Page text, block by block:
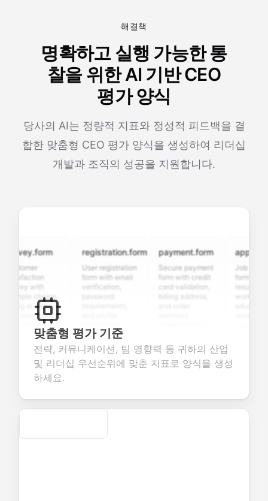
해결책
명확하고 실행 가능한 통
찰을 위한 AI 기반 CEO
평가 양식
당사의 AI는 정량적 지표와 정성적 피드백을 결
합한 맞춤형 CEO 평가 양식을 생성하여 리더십
개발과 조직의 성공을 지원합니다.
with
choice,
scales,
open-ended
valuable
about
products or
registration.form
User registration
form with email
verification,
fields for
seamless
account
creation.
payment.form
Secure payment
form with credit
card validation,
commerce
transactions.
Job
form with
resume
questions for
efficient
candidate
맞춤형 평가 기준
전략, 커뮤니케이션, 팀 영향력 등 귀하의 산업
및 리더십 우선순위에 맞춘 지표로 양식을 생성
하세요.
Secure